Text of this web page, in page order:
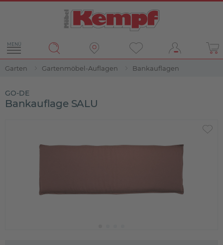
MENÜ
Garten Gartenmöbel-Auflagen Bankauflagen
GO-DE
Bankauflage SALU